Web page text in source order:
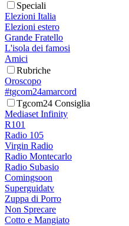
Speciali
Elezioni Italia
Elezioni estero
Grande Fratello
L'isola dei famosi
Amici
Rubriche
Oroscopo
#tgcom24amarcord
Tgcom24 Consiglia
Mediaset Infinity
R101
Radio 105
Virgin Radio
Radio Montecarlo
Radio Subasio
Comingsoon
Superguidatv
Zuppa di Porro
Non Sprecare
Cotto e Mangiato